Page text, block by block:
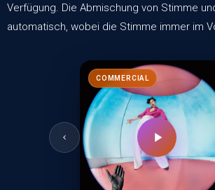
Verfügung. Die Abmischung von Stimme
automatisch, wobei die Stimme immer im
COMMERCIAL